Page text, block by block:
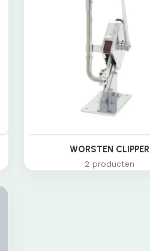
WORSTEN CLIPPER
2 producten